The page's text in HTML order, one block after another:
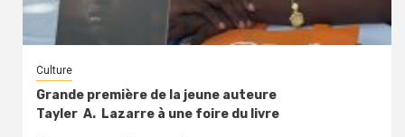
Culture
Grande première de la jeune auteure
Tayler A. Lazarre à une foire du livre